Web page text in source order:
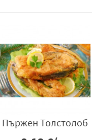
Пържен Толстолоб